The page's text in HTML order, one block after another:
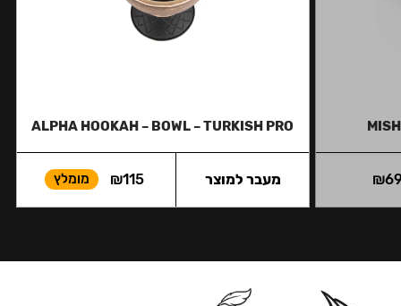
₪
ALPHA HOOKAH – BOWL – TURKISH PRO
₪115 מומלץ מעבר למוצר